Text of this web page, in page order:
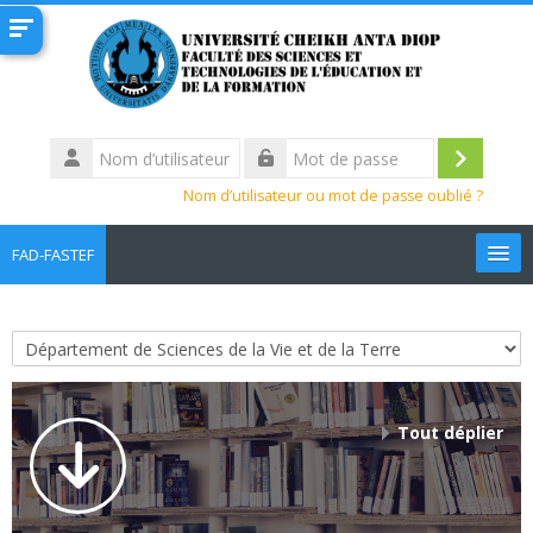
Passer au contenu principal
Nom
d’utilisateur
Nom d’utilisateur ou mot de passe oublié ?
FAD-FASTEF
Rechercher
des
cours
Catégories de cours
Tout déplier